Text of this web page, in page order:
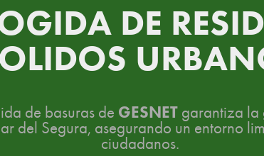
DE
de basuras de GESNETgarantiza la
del Segura, asegurando un entorno
ciudadanos.